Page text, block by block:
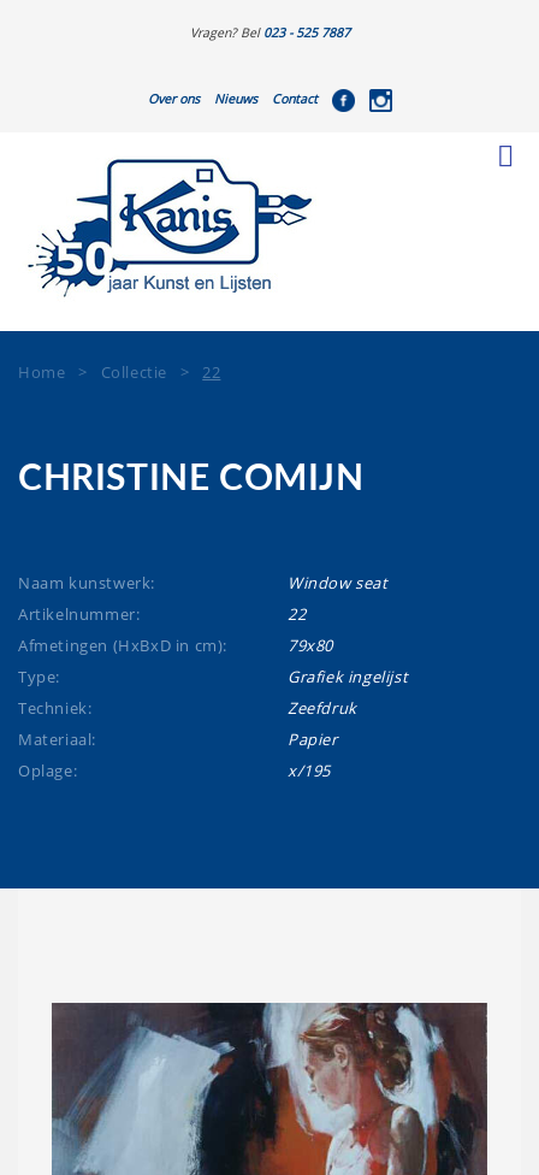
Vragen? Bel 023 - 525 7887
Over ons Nieuws Contact
Home > Collectie >22
CHRISTINE COMIJN
Naam kunstwerk:
Window seat
Artikelnummer:
22
Afmetingen (HxBxD in cm):
79x80
Type:
Grafiek ingelijst
Techniek:
Zeefdruk
Materiaal:
Papier
Oplage:
x/195